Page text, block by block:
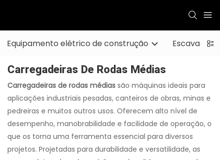
Equipamento elétrico de construção
Carregadeiras De Rodas Médias
Carregadeiras de rodas médias são máquinas ideais para
aplicações industriais pesadas, canteiros de obras, minas e
pedreiras e muitos outros usos. Oferecem alto nível de
desempenho, manobrabilidade e facilidade de operação, o
que os torna uma ferramenta essencial para diversos
projetos. Projetadas para durabilidade e versatilidade, as